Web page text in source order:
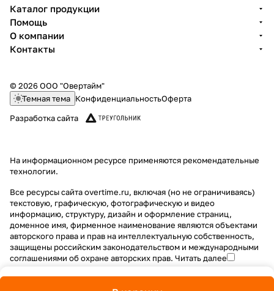
Каталог продукции
Помощь
О компании
Контакты
© 2026 ООО "Овертайм"
Темная тема КонфиденциальностьОферта
Разработка сайта
На информационном ресурсе применяются рекомендательные
технологии.
Все ресурсы сайта overtime.ru, включая (но не ограничиваясь)
текстовую, графическую, фотографическую и видео
информацию, структуру, дизайн и оформление страниц,
доменное имя, фирменное наименование являются объектами
авторского права и прав на интеллектуальную собственность,
защищены российским законодательством и международными
соглашениями об охране авторских прав. Читать далее